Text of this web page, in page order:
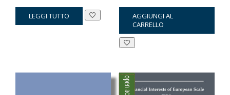
prezzo
originale
prezzo
attuale
LEGGI TUTTO
prezzo
originale
era:
prezzo
attuale
è:
AGGIUNGI AL
CARRELLO